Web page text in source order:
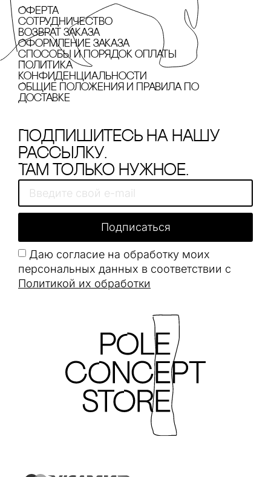
Оферта
сотрудничество
Возврат заказа
Оформление заказа
cпособы и порядок оплаты
Политика
конфиденциальности
Общие положения и правила по
доставке
Подпишитесь на нашу
рассылку.
Там только нужное.
Даю согласие на обработку моих
персональных данных в соответствии с
Политикой их обработки
Подписаться